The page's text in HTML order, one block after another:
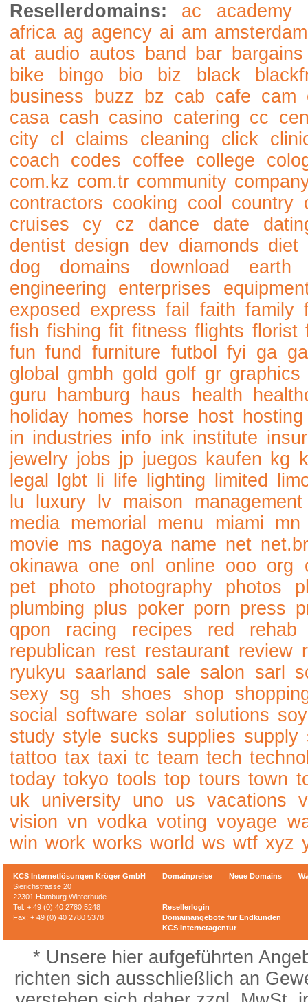
Resellerdomains: ac academy
africa ag agency ai am amsterdam
at audio autos band bar bargains
bike
bingo bio biz black
business
buzz bz cab cafe cam
casa cash casino catering cc
city
cl claims cleaning click
coach codes coffee college
com.kz com.tr community
contractors cooking cool country
cruises
cy cz dance date
dentist design dev diamonds diet
dog
domains download
earth
engineering
enterprises
exposed
express fail faith family
fish fishing fit fitness flights florist
fun fund furniture futbol fyi ga
global
gmbh gold golf gr graphics
guru
hamburg haus health
holiday homes horse host hosting
in industries info ink institute
jewelry jobs jp juegos kaufen kg
legal
lgbt li life lighting limited
lu
luxury lv maison
management
media memorial menu miami mn
movie ms nagoya name net net.br
okinawa one onl online ooo org
pet
photo photography photos
plumbing plus poker porn press
qpon
racing recipes red
rehab
republican rest restaurant review
ryukyu saarland sale salon sarl
sexy sg sh shoes shop
social
software solar solutions soy
study style sucks supplies supply
tattoo tax taxi tc team tech
today tokyo tools top tours town
uk
university uno us vacations
vision vn vodka voting voyage
win work works world ws wtf xyz
KCS Internetlösungen Kröger GmbH
Sierichstrasse 20
22301 Hamburg Winterhude
Tel: + 49 (0) 40 2780 5248
Fax: + 49 (0) 40 2780 5378
Domainpreise Neue Domains
Resellerlogin
Domainangebote für Endkunden
KCS Internetagentur
* Unsere hier aufgeführten
richten sich ausschließlich an